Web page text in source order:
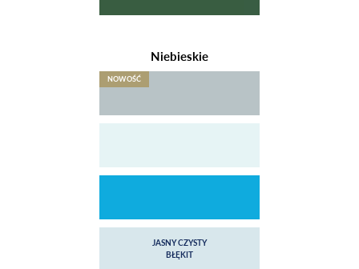
Niebieskie